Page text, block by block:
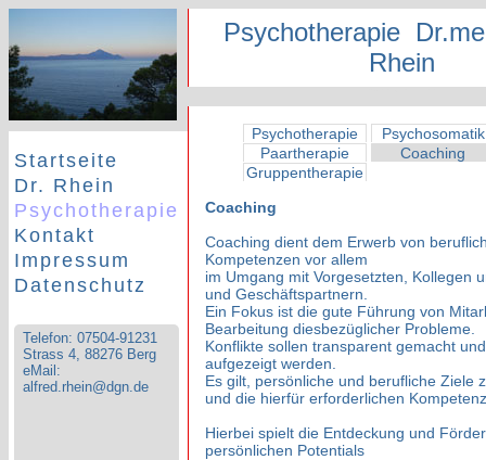
Startseite
Dr. Rhein
Psychotherapie
Kontakt
Impressum
Datenschutz
Telefon: 07504-91231
Strass 4, 88276 Berg
eMail:
alfred.rhein@dgn.de
Psychotherapie
Rhein
Psychotherapie
Psychosomatik
Paartherapie
Coaching
Gruppentherapie
Coaching
Coaching dient dem Erwerb von
Kompetenzen vor allem
im Umgang mit Vorgesetzten, Kollegen
und Geschäftspartnern.
Ein Fokus ist die gute Führung von
Bearbeitung diesbezüglicher Probleme.
Konflikte sollen transparent gemacht
aufgezeigt werden.
Es gilt, persönliche und berufliche Ziele
und die hierfür erforderlichen
Hierbei spielt die Entdeckung und
persönlichen Potentials